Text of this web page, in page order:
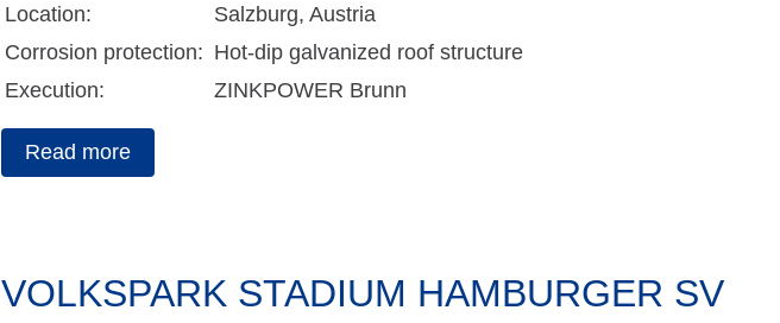
Location:
Salzburg, Austria
Corrosion protection: Hot-dip galvanized roof structure
Execution:
ZINKPOWER Brunn
Read more
VOLKSPARK STADIUM HAMBURGER SV